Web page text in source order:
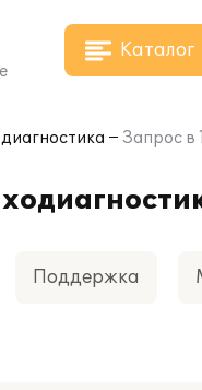
Каталог
Запрос в
Поддержка